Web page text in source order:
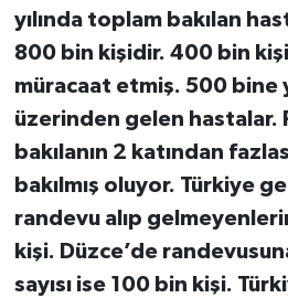
yılında toplam bakılan
800 bin kişidir. 400 bin
müracaat etmiş. 500 bine
üzerinden gelen hastalar.
bakılanın 2 katından
bakılmış oluyor. Türkiye
randevu alıp
kişi. Düzce’de
sayısı ise 100 bin kişi.